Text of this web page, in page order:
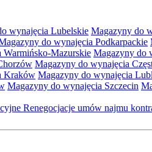
wynajęcia Lubelskie Magazyny do
do wynajęcia Podkarpackie
Mazurskie Magazyny do
Magazyny do wynajęcia
Kraków Magazyny do wynajęcia
Magazyny do wynajęcia Szczecin
Renegocjacje umów najmu